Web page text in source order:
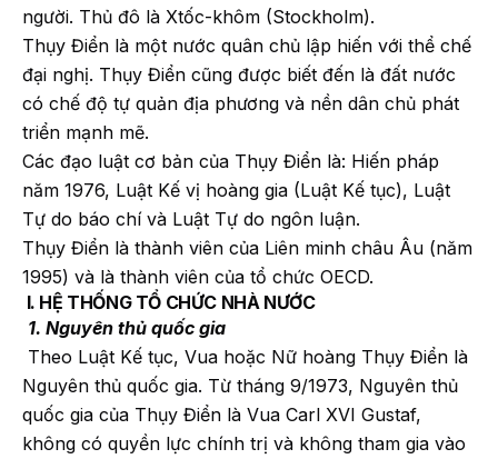
người. Thủ đô là Xtốc-khôm (Stockholm).
Thụy Điển là một nước quân chủ lập hiến với thể chế
đại nghị. Thụy Điển cũng được biết đến là đất nước
có chế độ tự quản địa phương và nền dân chủ phát
triển mạnh mẽ.
Các đạo luật cơ bản của Thụy Điển là: Hiến pháp
năm 1976, Luật Kế vị hoàng gia (Luật Kế tục), Luật
Tự do báo chí và Luật Tự do ngôn luận.
Thụy Điển là thành viên của Liên minh châu Âu (năm
1995) và là thành viên của tổ chức OECD.
I. HỆ THỐNG TỔ CHỨC NHÀ NƯỚC
1. Nguyên thủ quốc gia
Theo Luật Kế tục, Vua hoặc Nữ hoàng Thụy Điển là
Nguyên thủ quốc gia. Từ tháng 9/1973, Nguyên thủ
quốc gia của Thụy Điển là Vua Carl XVI Gustaf,
không có quyền lực chính trị và không tham gia vào